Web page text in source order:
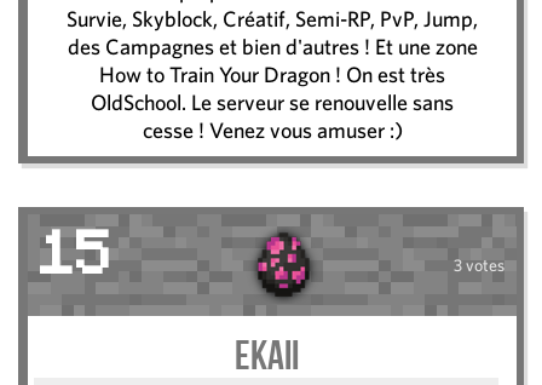
Survie, Skyblock, Créatif, Semi-RP, PvP, Jump,
des Campagnes et bien d'autres ! Et une zone
How to Train Your Dragon ! On est très
OldSchool. Le serveur se renouvelle sans
cesse ! Venez vous amuser :)
15 3 votes
Ekaii